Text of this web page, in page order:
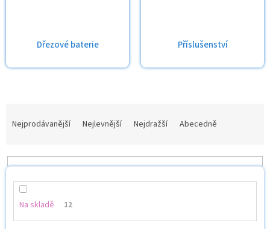
Dřezové baterie Příslušenství
n
Nejprodávanější Nejlevnější Nejdražší Abecedně
Na skladě 12